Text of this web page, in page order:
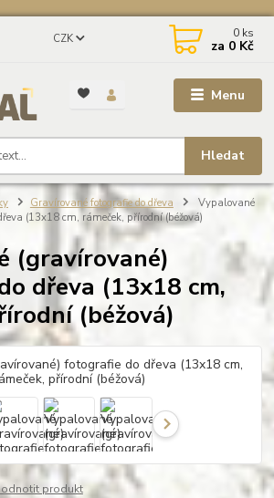
Menu
CZK
Hledat
0 ks
za 0 Kč
Gravírované fotografie do dřeva
Vypalované
(13x18 cm, rámeček, přírodní (béžová)
(gravírované)
dřeva (13x18 cm,
(béžová)
produkt